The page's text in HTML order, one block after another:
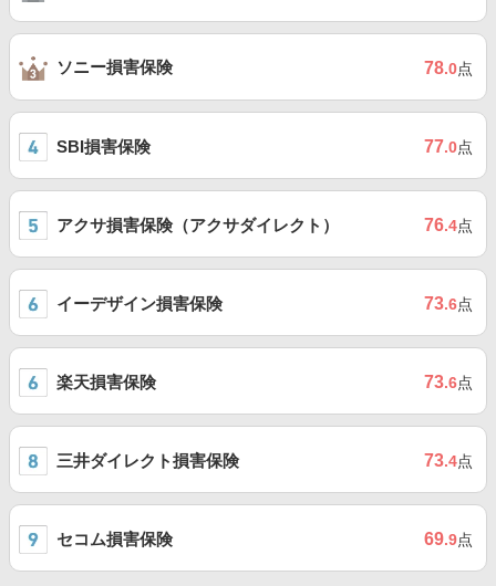
ソニー損害保険 78.0点
SBI損害保険 77.0点
アクサ損害保険（アクサダイレクト） 76.4点
イーデザイン損害保険 73.6点
楽天損害保険 73.6点
三井ダイレクト損害保険 73.4点
セコム損害保険 69.9点